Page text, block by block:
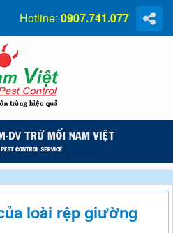
Hotline: 0907.741.077
loài rệp giường